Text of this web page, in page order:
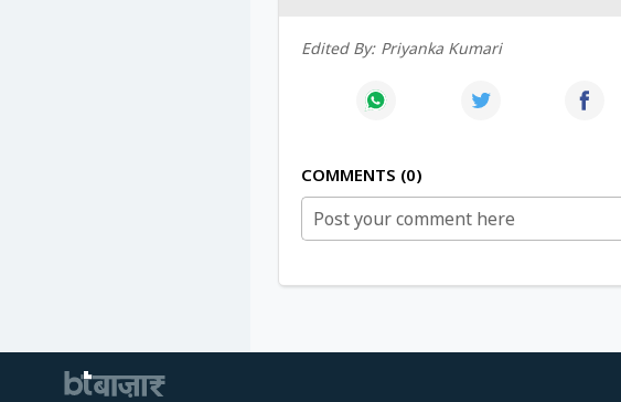
Edited By: Priyanka Kumari
COMMENTS 0